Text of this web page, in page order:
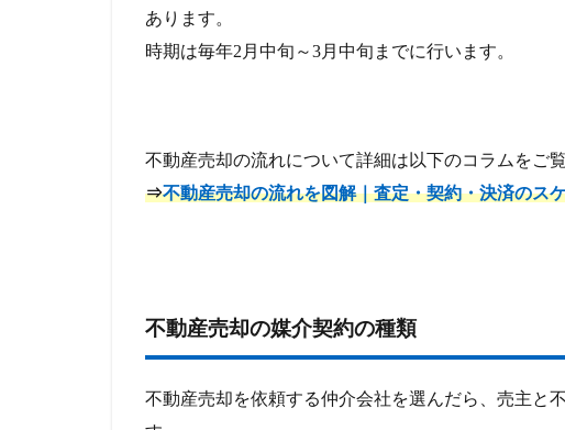
あります。
時期は毎年2月中旬～3月中旬までに行います。
不動産売却の流れについて詳細は以下のコラムをご覧
⇒不動産売却の流れを図解｜査定・契約・決済のス
不動産売却の媒介契約の種類
不動産売却を依頼する仲介会社を選んだら、売主と